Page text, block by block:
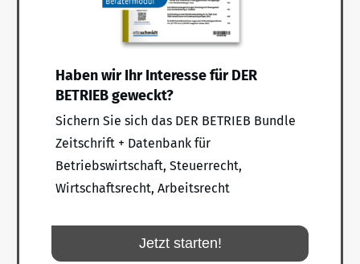
Haben wir Ihr Interesse für DER
BETRIEB geweckt?
Sichern Sie sich das DER BETRIEB Bundle
Zeitschrift + Datenbank für
Betriebswirtschaft, Steuerrecht,
Wirtschaftsrecht, Arbeitsrecht
Jetzt starten!